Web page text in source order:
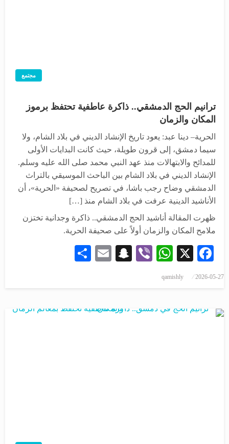
مجتمع
ترانيم الحج الدمشقي.. ذاكرة عاطفية تحتفظ برموز
المكان والزمان
الحرية– دينا عبد: يعود تاريخ الإنشاد الديني في بلاد الشام، ولا
سيما دمشق، إلى قرون طويلة، حيث كانت البدايات الأولى
للمدائح والابتهالات منذ عهد النبي محمد صلى الله عليه وسلم.
الإنشاد الديني في بلاد الشام بين الباحث الموسيقي بالتراث
الدمشقي وضاح رجب باشا، في تصريح لصحيفة «الحرية»، أن
الأناشيد الدينية عرفت في بلاد الشام منذ […]
ظهرت المقالة أناشيد الحج الدمشقي.. ذاكرة وجدانية تختزن
ملامح المكان والزمان أولاً على صحيفة الحرية.
Facebook
X
WhatsApp
Viber
Snapchat
Email
نُشر
2026-05-27
qamishly